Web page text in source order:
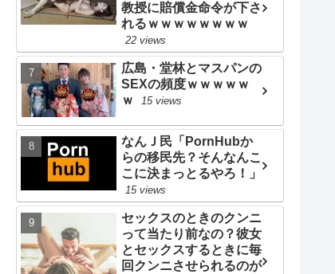
教授に賠償金命令が下さ
れるｗｗｗｗｗｗｗｗ
22 views
広島・堂林とマスパンの
SEXの頻度ｗｗｗｗｗ
ｗ
15 views
なんＪ民「PornHubか
らの移民先？そんなんこ
こに決まっとるやろ！」
15 views
セックスのときのクンニ
って当たり前なの？彼女
とセックスするときに毎
回クンニさせられるのが